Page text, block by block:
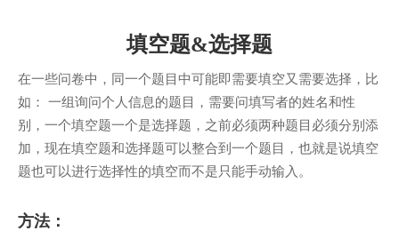
填空题&选择题
在一些问卷中，同一个题目中可能即需要填空又需要选择，比
如： 一组询问个人信息的题目，需要问填写者的姓名和性
别，一个填空题一个是选择题，之前必须两种题目必须分别添
加，现在填空题和选择题可以整合到一个题目，也就是说填空
题也可以进行选择性的填空而不是只能手动输入。
方法：